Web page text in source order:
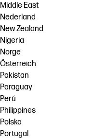
Middle East
Nederland
New Zealand
Nigeria
Norge
Österreich
Pakistan
Paraguay
Perú
Philippines
Polska
Portugal